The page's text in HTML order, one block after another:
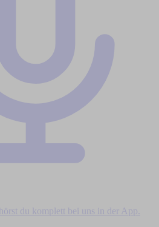
du komplett bei uns in der App.